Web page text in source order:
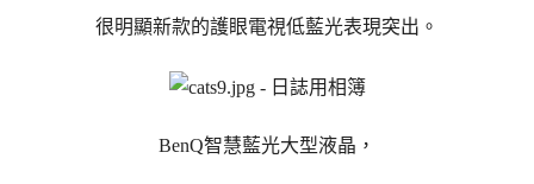
很明顯新款的護眼電視低藍光表現突出。
BenQ智慧藍光大型液晶，